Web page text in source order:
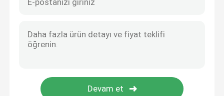
Özel Şekilli Çantalar